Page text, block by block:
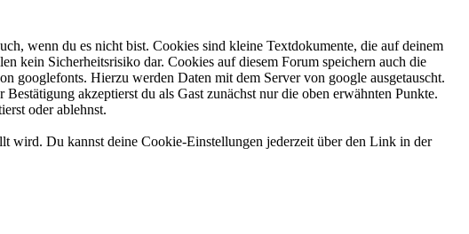
wenn du es nicht bist. Cookies sind kleine Textdokumente, die auf deinem
kein Sicherheitsrisiko dar. Cookies auf diesem Forum speichern auch die
googlefonts. Hierzu werden Daten mit dem Server von google ausgetauscht.
akzeptierst du als Gast zunächst nur die oben erwähnten Punkte.
oder ablehnst.
wird. Du kannst deine Cookie-Einstellungen jederzeit über den Link in der